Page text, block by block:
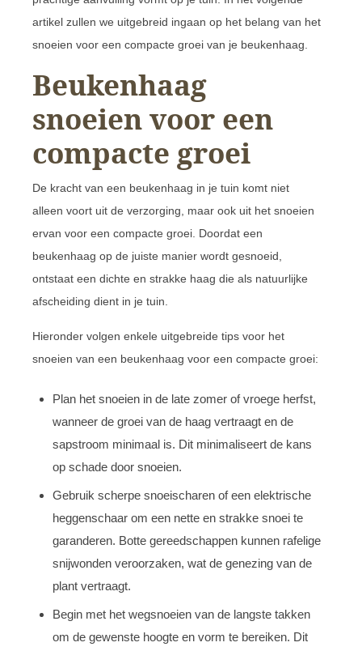
artikel zullen we uitgebreid ingaan op het belang van het
snoeien voor een compacte groei van je beukenhaag.
Beukenhaag
snoeien voor een
compacte groei
De kracht van een beukenhaag in je tuin komt niet
alleen voort uit de verzorging, maar ook uit het snoeien
ervan voor een compacte groei. Doordat een
beukenhaag op de juiste manier wordt gesnoeid,
ontstaat een dichte en strakke haag die als natuurlijke
afscheiding dient in je tuin.
Hieronder volgen enkele uitgebreide tips voor het
snoeien van een beukenhaag voor een compacte groei:
Plan het snoeien in de late zomer of vroege herfst,
wanneer de groei van de haag vertraagt en de
sapstroom minimaal is. Dit minimaliseert de kans
op schade door snoeien.
Gebruik scherpe snoeischaren of een elektrische
heggenschaar om een nette en strakke snoei te
garanderen. Botte gereedschappen kunnen rafelige
snijwonden veroorzaken, wat de genezing van de
plant vertraagt.
Begin met het wegsnoeien van de langste takken
om de gewenste hoogte en vorm te bereiken. Dit